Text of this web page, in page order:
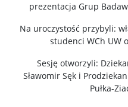
prezentacja Grup
Na uroczystość przybyli:
studenci WCh UW
Sesję otworzyli:
Sławomir Sęk i
Pułka-